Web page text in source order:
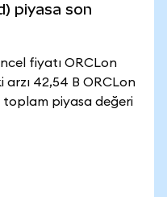
piyasa son
fiyatı ORCLon
arzı 42,54 B ORCLon
toplam piyasa değeri